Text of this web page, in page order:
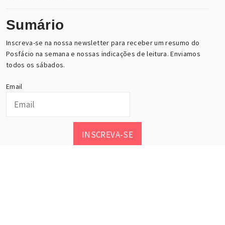
Sumário
Inscreva-se na nossa newsletter para receber um resumo do
Posfácio na semana e nossas indicações de leitura. Enviamos
todos os sábados.
Email
INSCREVA-SE